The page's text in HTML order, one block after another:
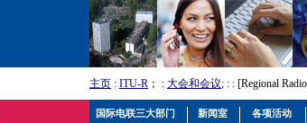
主页 : ITU-R ； : 大会和会议; : : [Regional
国际电联三大部门 新闻室 各项活动